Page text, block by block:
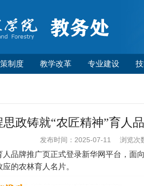
制度 教学改革 专业建设
政铸就“农匠精神”育人
发布时间：2025-07-11 浏览次
人品牌推广页正式登录新华网平台，
的农林育人名片。